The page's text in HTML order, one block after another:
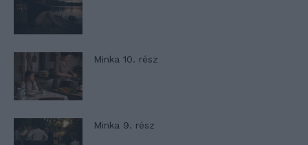
Minka 10. rész
Minka 9. rész